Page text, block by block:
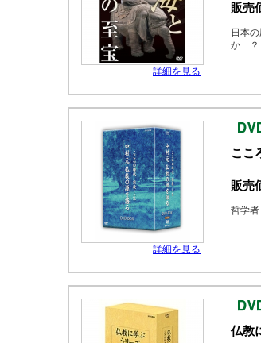
詳細を見る
販売
日本
か…？
詳細を見る
ここ
販売
哲学者
仏教